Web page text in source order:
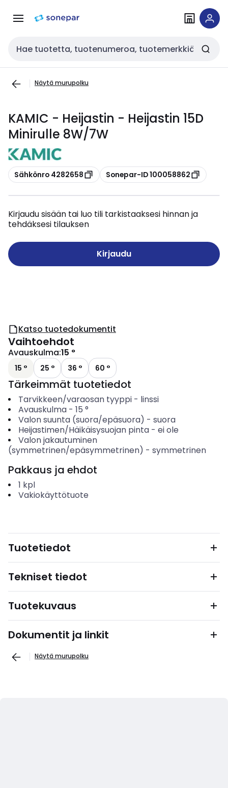
navigointiinsisältöön
Haku
Näytä murupolku
KAMIC - Heijastin - Heijastin 15D
Minirulle 8W/7W
Kopioi
Sähkönro 4282658 Kopioi
Sonepar-ID 100058862
Kirjaudu sisään tai luo tili tarkistaaksesi hinnan ja
tehdäksesi tilauksen
Kirjaudu
Katso tuotedokumentit
Vaihtoehdot
Avauskulma:15 °
15 ° 25 ° 36 ° 60 °
Tärkeimmät tuotetiedot
Tarvikkeen/varaosan tyyppi- linssi
Avauskulma- 15 °
Valon suunta (suora/epäsuora) - suora
Heijastimen/Häikäisysuojan pinta- ei ole
Valon jakautuminen
(symmetrinen/epäsymmetrinen) - symmetrinen
Pakkaus ja ehdot
1 kpl
Vakiokäyttötuote
Tuotetiedot
Tekniset tiedot
Tuotekuvaus
Dokumentit ja linkit
Näytä murupolku